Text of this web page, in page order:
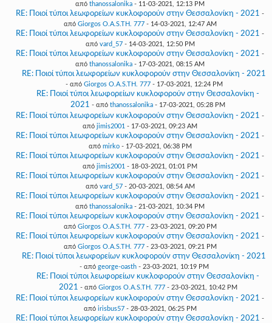
από thanossalonika - 11-03-2021, 12:13 PM
RE: Ποιοί τύποι λεωφορείων κυκλοφορούν στην Θεσσαλονίκη - 2021 -
από Giorgos O.A.S.TH. 777- 14-03-2021, 12:47 AM
RE: Ποιοί τύποι λεωφορείων κυκλοφορούν στην Θεσσαλονίκη - 2021 -
από vard_57- 14-03-2021, 12:50 PM
RE: Ποιοί τύποι λεωφορείων κυκλοφορούν στην Θεσσαλονίκη - 2021 -
από thanossalonika - 17-03-2021, 08:15 AM
RE: Ποιοί τύποι λεωφορείων κυκλοφορούν στην Θεσσαλονίκη - 2021
- από Giorgos O.A.S.TH. 777- 17-03-2021, 12:24 PM
RE: Ποιοί τύποι λεωφορείων κυκλοφορούν στην Θεσσαλονίκη -
2021 - από thanossalonika - 17-03-2021, 05:28 PM
RE: Ποιοί τύποι λεωφορείων κυκλοφορούν στην Θεσσαλονίκη - 2021 -
από jimis2001 - 17-03-2021, 09:23 AM
RE: Ποιοί τύποι λεωφορείων κυκλοφορούν στην Θεσσαλονίκη - 2021 -
από mirko- 17-03-2021, 06:38 PM
RE: Ποιοί τύποι λεωφορείων κυκλοφορούν στην Θεσσαλονίκη - 2021 -
από jimis2001 - 18-03-2021, 01:01 PM
RE: Ποιοί τύποι λεωφορείων κυκλοφορούν στην Θεσσαλονίκη - 2021 -
από vard_57- 20-03-2021, 08:54 AM
RE: Ποιοί τύποι λεωφορείων κυκλοφορούν στην Θεσσαλονίκη - 2021 -
από thanossalonika - 21-03-2021, 10:34 PM
RE: Ποιοί τύποι λεωφορείων κυκλοφορούν στην Θεσσαλονίκη - 2021 -
από Giorgos O.A.S.TH. 777- 23-03-2021, 09:20 PM
RE: Ποιοί τύποι λεωφορείων κυκλοφορούν στην Θεσσαλονίκη - 2021 -
από Giorgos O.A.S.TH. 777- 23-03-2021, 09:21 PM
RE: Ποιοί τύποι λεωφορείων κυκλοφορούν στην Θεσσαλονίκη - 2021
- από george-oasth- 23-03-2021, 10:19 PM
RE: Ποιοί τύποι λεωφορείων κυκλοφορούν στην Θεσσαλονίκη -
2021 - από Giorgos O.A.S.TH. 777- 23-03-2021, 10:42 PM
RE: Ποιοί τύποι λεωφορείων κυκλοφορούν στην Θεσσαλονίκη - 2021 -
από irisbus57- 28-03-2021, 06:25 PM
RE: Ποιοί τύποι λεωφορείων κυκλοφορούν στην Θεσσαλονίκη - 2021 -